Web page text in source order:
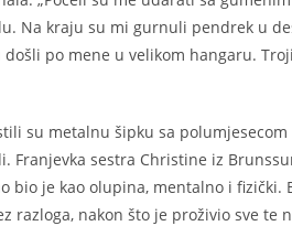
Na kraju su mi gurnuli pendrek u
po mene u velikom hangaru.
su metalnu šipku sa
Franjevka sestra Christine iz
bio je kao olupina, mentalno i
razloga, nakon što je proživio sve te